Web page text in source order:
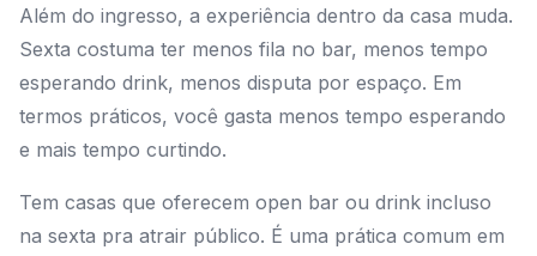
Além do ingresso, a experiência dentro da casa muda.
Sexta costuma ter menos fila no bar, menos tempo
esperando drink, menos disputa por espaço. Em
termos práticos, você gasta menos tempo esperando
e mais tempo curtindo.
Tem casas que oferecem open bar ou drink incluso
na sexta pra atrair público. É uma prática comum em